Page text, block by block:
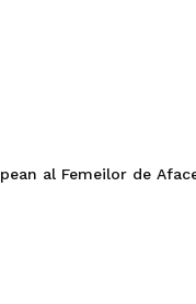
al Femeilor de